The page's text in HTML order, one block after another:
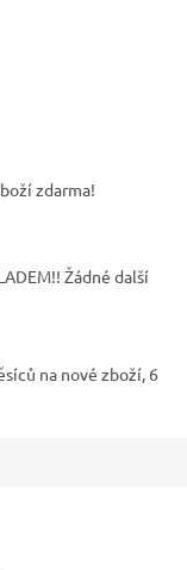
zdarma!
Žádné další
na nové zboží, 6